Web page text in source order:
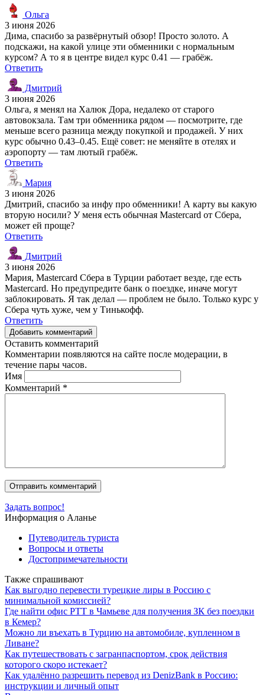
Ольга
3 июня 2026
Дима, спасибо за развёрнутый обзор! Просто золото. А
подскажи, на какой улице эти обменники с нормальным
курсом? А то я в центре видел курс 0.41 — грабёж.
Ответить
Дмитрий
3 июня 2026
Ольга, я менял на Халюк Дора, недалеко от старого
автовокзала. Там три обменника рядом — посмотрите, где
меньше всего разница между покупкой и продажей. У них
курс обычно 0.43–0.45. Ещё совет: не меняйте в отелях и
аэропорту — там лютый грабёж.
Ответить
Мария
3 июня 2026
Дмитрий, спасибо за инфу про обменники! А карту вы какую
вторую носили? У меня есть обычная Mastercard от Сбера,
может ей проще?
Ответить
Дмитрий
3 июня 2026
Мария, Mastercard Сбера в Турции работает везде, где есть
Mastercard. Но предупредите банк о поездке, иначе могут
заблокировать. Я так делал — проблем не было. Только курс у
Сбера чуть хуже, чем у Тинькофф.
Ответить
Добавить комментарий
Оставить комментарий
Комментарии появляются на сайте после модерации, в
течение пары часов.
Имя
Комментарий *
Задать вопрос!
Информация о Аланье
Путеводитель туриста
Вопросы и ответы
Достопримечательности
Также спрашивают
Как выгодно перевести турецкие лиры в Россию с
минимальной комиссией?
Где найти офис PTT в Чамьеве для получения ЗК без поездки
в Кемер?
Можно ли въехать в Турцию на автомобиле, купленном в
Ливане?
Как путешествовать с загранпаспортом, срок действия
которого скоро истекает?
Как удалённо разрешить перевод из DenizBank в Россию:
инструкции и личный опыт